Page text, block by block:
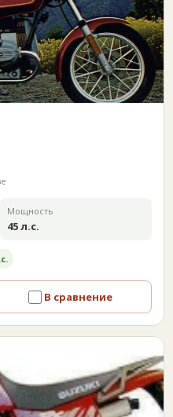
Мощность
45 л.с.
В сравнение